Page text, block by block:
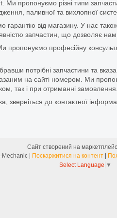
пропонуємо різні типи
паливної та вихлопної
гарантію від магазину. У нас
запчастин, що дозволяє нам
пропонуємо професійну
потрібні запчастини та
на сайті номером. Ми
так і при отриманні замовлення.
зверніться до контактної
Сайт створений на
Поскаржитися на контент
Select Language ▼